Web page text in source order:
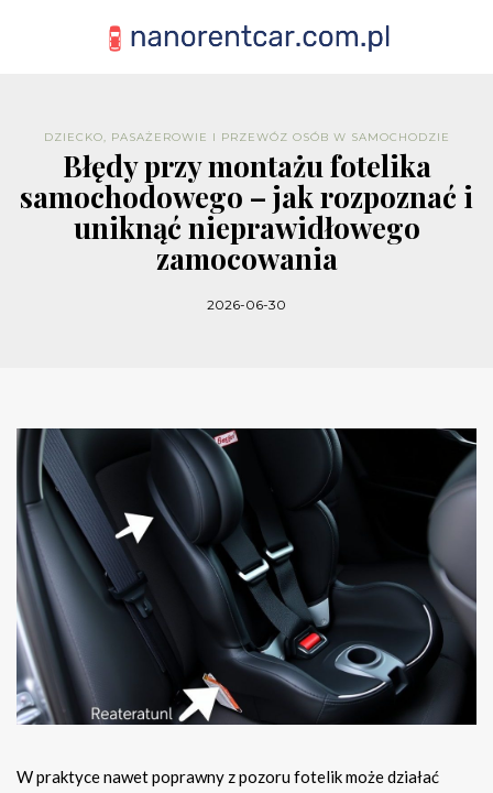
DZIECKO, PASAŻEROWIE I PRZEWÓZ OSÓB W SAMOCHODZIE
Błędy przy montażu fotelika
samochodowego – jak rozpoznać i
uniknąć nieprawidłowego
zamocowania
2026-06-30
W praktyce nawet poprawny z pozoru fotelik może działać